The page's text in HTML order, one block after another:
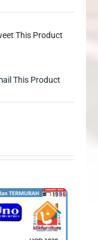
This Product
This Product